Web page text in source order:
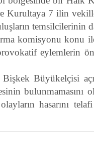
Kurultaya 7 ilin
komisyonu konu
eylemlerin
Büyükelçisi
bulunmamasını
hasarını